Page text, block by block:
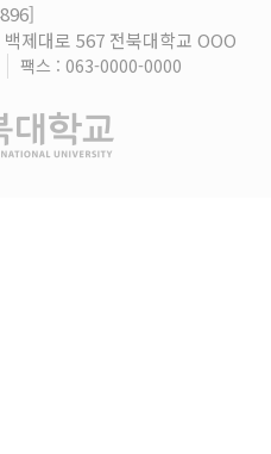
제대로 567 전북대학교 OOO
팩스 : 063-0000-0000